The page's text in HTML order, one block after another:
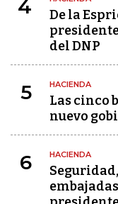
4
De la
del DNP
5 HACIENDA
Las cinco
nuevo
6 HACIENDA